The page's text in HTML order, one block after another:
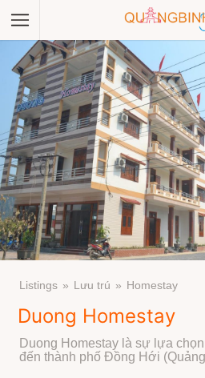
Listings Lưu trú Homestay
Duong Homestay
Duong Homestay là sự lựa
đến thành phố Đồng Hới